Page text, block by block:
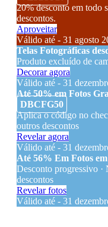
20% desconto em todo
descontos.
Aproveitar
Válido até - 31 agosto
Telas Fotográficas
Produto excluído de
Decorar agora
Válido até - 31
Até 50% em Fotos
DBCFG50
Aplica o código no
outros descontos
Revelar agora
Válido até - 31
Até 56% Em Fotos
Desconto progressivo
descontos
Revelar fotos
Válido até - 31